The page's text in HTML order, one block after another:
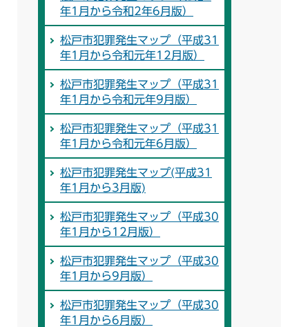
年1月から令和2年6月版）
松戸市犯罪発生マップ（平成31
年1月から令和元年12月版）
松戸市犯罪発生マップ（平成31
年1月から令和元年9月版）
松戸市犯罪発生マップ（平成31
年1月から令和元年6月版）
松戸市犯罪発生マップ(平成31
年1月から3月版)
松戸市犯罪発生マップ（平成30
年1月から12月版）
松戸市犯罪発生マップ（平成30
年1月から9月版）
松戸市犯罪発生マップ（平成30
年1月から6月版）